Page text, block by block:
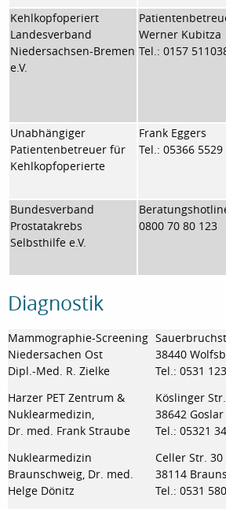
Kehlkopfoperiert
Landesverband
Niedersachsen-Bremen
e.V.
Werner Kubitza
Tel.: 0157
Unabhängiger
Patientenbetreuer für
Kehlkopfoperierte
Frank Eggers
Tel.: 05366 5529
Bundesverband
Prostatakrebs
Selbsthilfe e.V.
0800 70 80 123
Diagnostik
Mammographie-Screening
Niedersachen Ost
Dipl.-Med. R. Zielke
38440
Tel.: 0531
Harzer PET Zentrum &
Nuklearmedizin,
Dr. med. Frank Straube
Köslinger
38642 Goslar
Tel.: 05321
Nuklearmedizin
Braunschweig, Dr. med.
Helge Dönitz
Celler Str. 30
38114
Tel.: 0531